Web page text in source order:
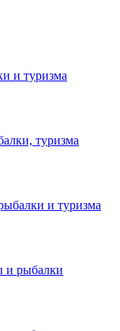
и туризма
туризма
и туризма
и рыбалки